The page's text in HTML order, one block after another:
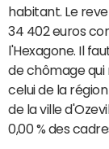
habitant. Le
34 402 euros
l'Hexagone. Il
de chômage qui
celui de la
de la ville
0,00 % des